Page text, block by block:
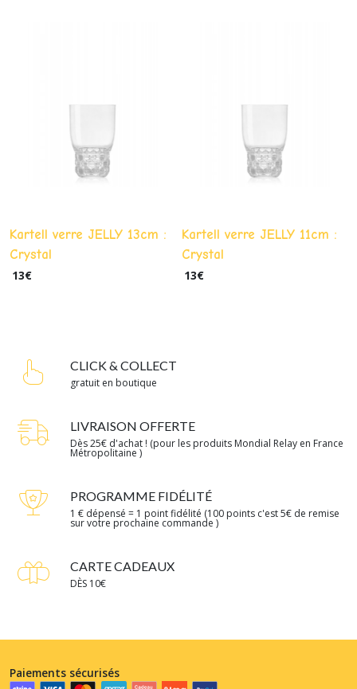
Kartell verre JELLY 13cm :
Crystal
13€
Kartell verre JELLY 11cm :
Crystal
13€
CLICK & COLLECT
gratuit en boutique
LIVRAISON OFFERTE
Dès 25€ d'achat ! (pour les produits Mondial Relay en France
Métropolitaine )
PROGRAMME FIDÉLITÉ
1 € dépensé = 1 point fidélité (100 points c'est 5€ de remise
sur votre prochaine commande )
CARTE CADEAUX
DÈS 10€
Paiements sécurisés